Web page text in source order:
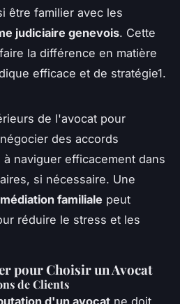
être familier avec les
judiciaire genevois. Cette
la différence en matière
efficace et de stratégie1.
de l'avocat pour
des accords
naviguer efficacement dans
si nécessaire. Une
médiation familiale peut
réduire le stress et les
pour Choisir un Avocat
de Clients
d'un avocat ne doit